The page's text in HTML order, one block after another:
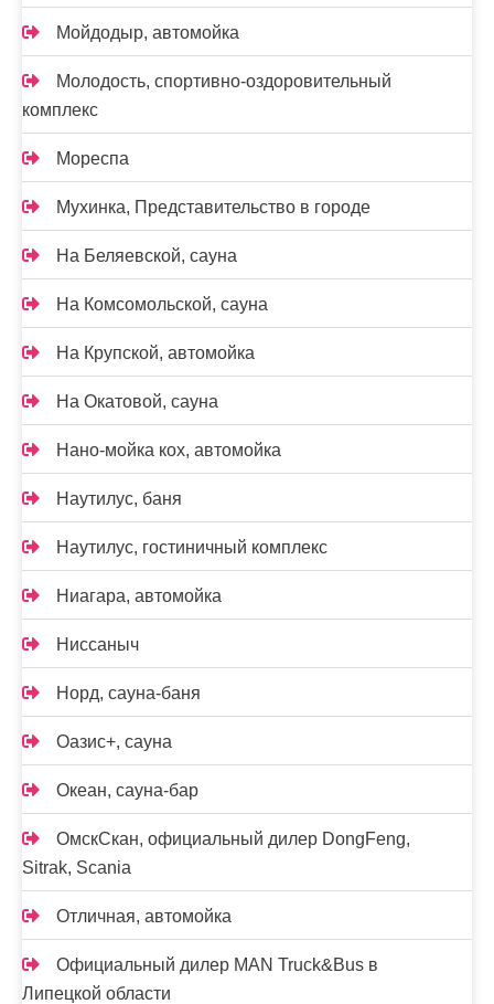
Мойдодыр, автомойка
Молодость, спортивно-оздоровительный
комплекс
Мореспа
Мухинка, Представительство в городе
На Беляевской, сауна
На Комсомольской, сауна
На Крупской, автомойка
На Окатовой, сауна
Нано-мойка кох, автомойка
Наутилус, баня
Наутилус, гостиничный комплекс
Ниагара, автомойка
Ниссаныч
Норд, сауна-баня
Оазис+, сауна
Океан, сауна-бар
ОмскСкан, официальный дилер DongFeng,
Sitrak, Scania
Отличная, автомойка
Официальный дилер MAN Truck&Bus в
Липецкой области